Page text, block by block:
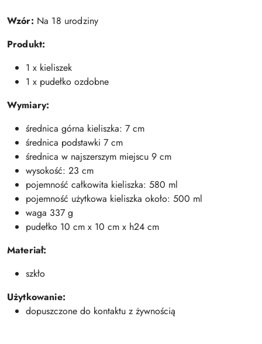
Wzór: Na 18 urodziny
Produkt:
1 x kieliszek
1 x pudełko ozdobne
Wymiary:
średnica górna kieliszka: 7 cm
średnica podstawki 7 cm
średnica w najszerszym miejscu 9 cm
wysokość: 23 cm
pojemność całkowita kieliszka: 580 ml
pojemność użytkowa kieliszka około: 500 ml
waga 337 g
pudełko 10 cm x 10 cm x h24 cm
Materiał:
szkło
Użytkowanie:
dopuszczone do kontaktu z żywnością